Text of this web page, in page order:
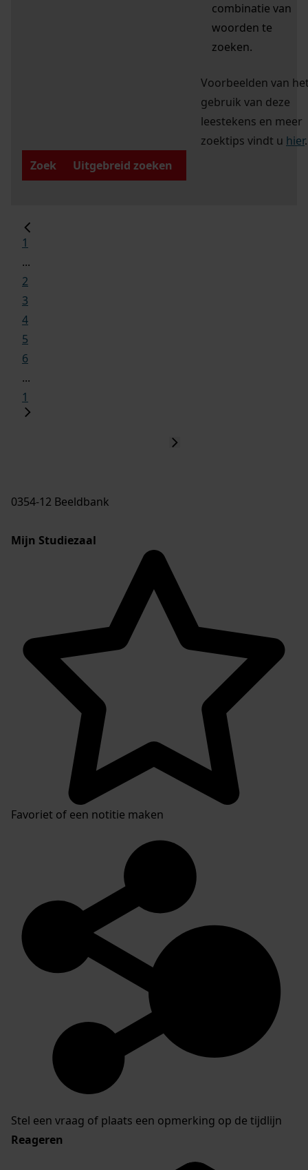
combinatie van
woorden te
zoeken.
Voorbeelden van
gebruik van deze
leestekens en meer
zoektips vindt u hier.
Zoek
Uitgebreid zoeken
1
...
2
3
4
5
6
...
1
0354-12 Beeldbank
Mijn Studiezaal
Favoriet of een notitie maken
Stel een vraag of plaats een opmerking op de tijdlijn
Reageren